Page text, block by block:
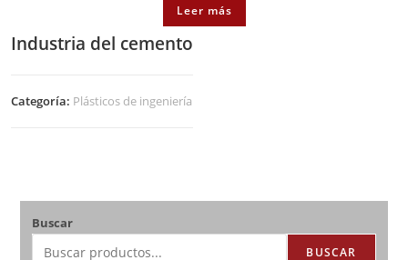
Leer más
Industria del cemento
Categoría: Plásticos de ingeniería
Buscar
BUSCAR